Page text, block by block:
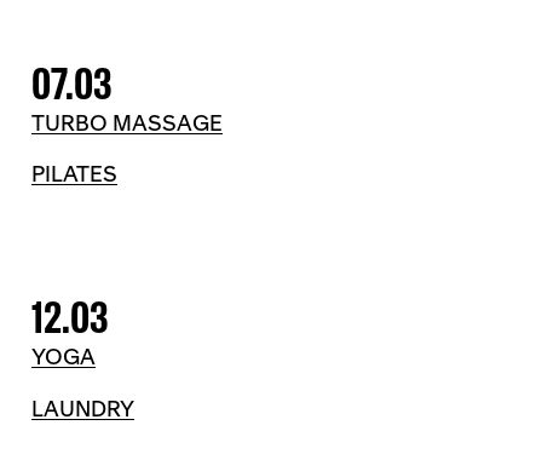
07.03
TURBO MASSAGE
PILATES
12.03
YOGA
LAUNDRY